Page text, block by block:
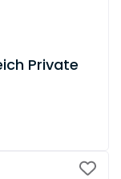
Private